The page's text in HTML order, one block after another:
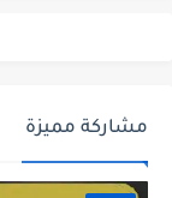
مشاركة مميزة